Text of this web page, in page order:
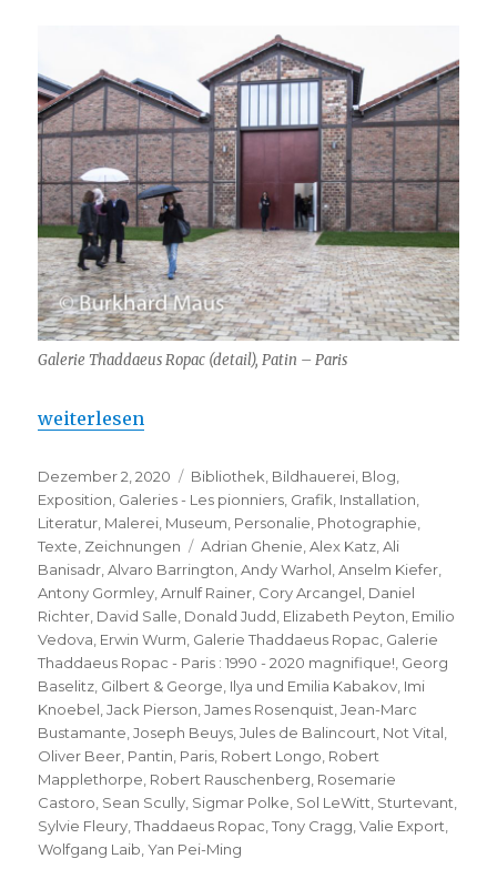
Galerie Thaddaeus Ropac (detail), Patin – Paris
„Galerie Thaddaeus Ropac – Paris : 1990 – 2020,
weiterlesen
Veröffentlicht
am
Dezember 2, 2020 Kategorien
Bibliothek Bildhauerei Blog
Exposition Galeries - Les pionniers Grafik Installation
Literatur Malerei Museum Personalie Photographie
Texte Zeichnungen Schlagwörter
Adrian Ghenie ,Alex Katz ,Ali
Banisadr ,Alvaro Barrington ,Andy Warhol ,Anselm Kiefer
Antony Gormley ,Arnulf Rainer Cory Arcangel Daniel
Richter David Salle Donald Judd Elizabeth Peyton Emilio
Vedova Erwin Wurm Galerie Thaddaeus Ropac Galerie
Thaddaeus Ropac - Paris : 1990 - 2020 magnifique! Georg
Baselitz Gilbert & George Ilya und Emilia Kabakov Imi
Knoebel ,Jack Pierson ,James Rosenquist ,Jean-Marc
Bustamante ,Joseph Beuys ,Jules de Balincourt Not Vital
Oliver Beer Pantin Paris Robert Longo Robert
Mapplethorpe Robert Rauschenberg Rosemarie
Castoro Sean Scully Sigmar Polke Sol LeWitt Sturtevant
Sylvie Fleury ,Thaddaeus Ropac ,Tony Cragg ,Valie Export
Wolfgang Laib ,Yan Pei-Ming